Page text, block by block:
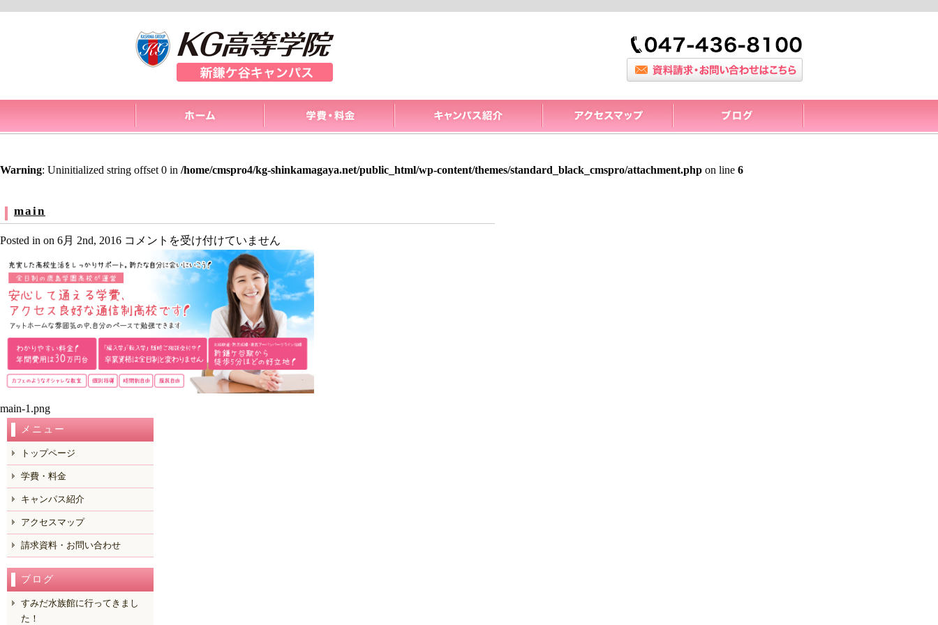
Warning: Uninitialized string offset 0 in /home/cmspro4/kg-shinkamagaya.net/public_html/wp-content/themes/standard_black_cmspro/attachment.php on line 6
main
Posted in on 6月 2nd, 2016 main
コメントを受け付けていません
main-1.png
メニュー
トップページ
学費・料金
キャンパス紹介
アクセスマップ
請求資料・お問い合わせ
ブログ
すみだ水族館に行ってきまし
た！